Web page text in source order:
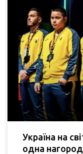
Україна на
одна